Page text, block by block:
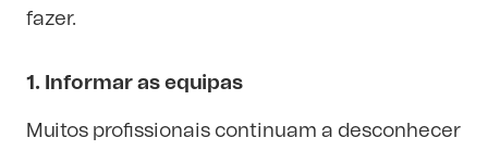
fazer.
1. Informar as equipas
Muitos profissionais continuam a desconhecer